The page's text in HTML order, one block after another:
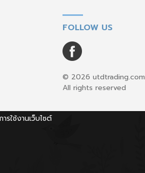
FOLLOW US
© 2026 utdtrading.com
All rights reserved
ใช้งานเว็บไซต์